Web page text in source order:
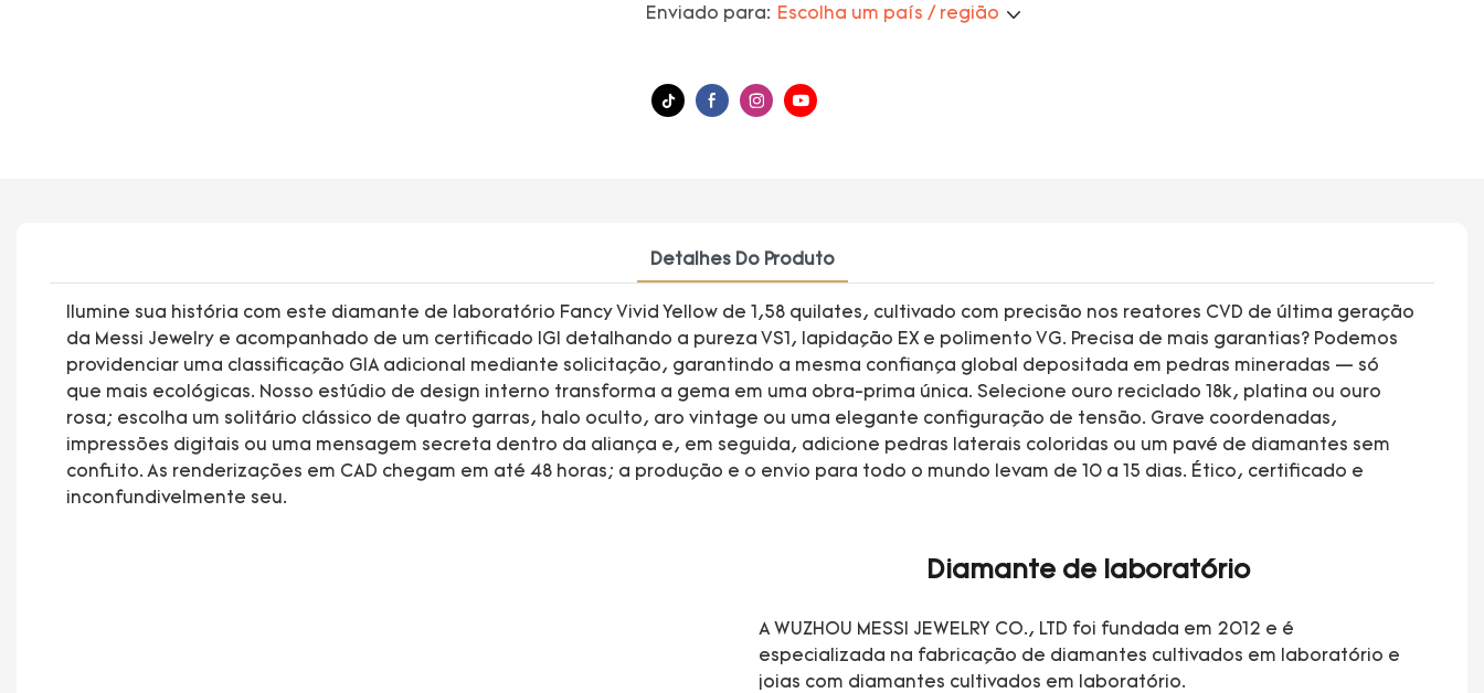
Enviado para: Escolha um país / região
Detalhes Do Produto
Ilumine sua história com este diamante de laboratório Fancy Vivid Yellow de 1,58 quilates, cultivado com precisão nos reatores CVD de última geração
da Messi Jewelry e acompanhado de um certificado IGI detalhando a pureza VS1, lapidação EX e polimento VG. Precisa de mais garantias? Podemos
providenciar uma classificação GIA adicional mediante solicitação, garantindo a mesma confiança global depositada em pedras mineradas — só
que mais ecológicas. Nosso estúdio de design interno transforma a gema em uma obra-prima única. Selecione ouro reciclado 18k, platina ou ouro
rosa; escolha um solitário clássico de quatro garras, halo oculto, aro vintage ou uma elegante configuração de tensão. Grave coordenadas,
impressões digitais ou uma mensagem secreta dentro da aliança e, em seguida, adicione pedras laterais coloridas ou um pavé de diamantes sem
conflito. As renderizações em CAD chegam em até 48 horas; a produção e o envio para todo o mundo levam de 10 a 15 dias. Ético, certificado e
inconfundivelmente seu.
Diamante de laboratório
A WUZHOU MESSI JEWELRY CO., LTD foi fundada em 2012 e é
especializada na fabricação de diamantes cultivados em laboratório e
joias com diamantes cultivados em laboratório.